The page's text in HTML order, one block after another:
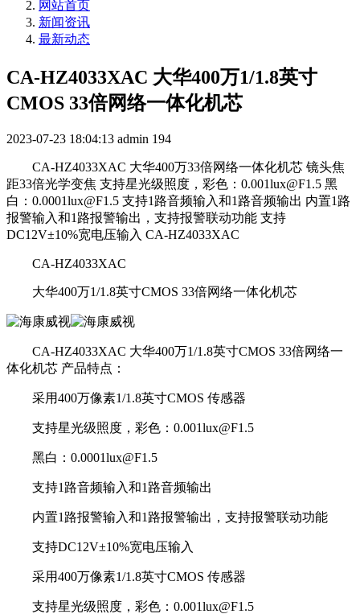
网站首页
新闻资讯
最新动态
CA-HZ4033XAC 大华400万1/1.8英寸
CMOS 33倍网络一体化机芯
2023-07-23 18:04:13 admin 194
CA-HZ4033XAC 大华400万33倍网络一体化机芯 镜头焦
距33倍光学变焦 支持星光级照度，彩色：0.001lux@F1.5 黑
白：0.0001lux@F1.5 支持1路音频输入和1路音频输出 内置1路
报警输入和1路报警输出，支持报警联动功能 支持
DC12V±10%宽电压输入 CA-HZ4033XAC
CA-HZ4033XAC
大华400万1/1.8英寸CMOS 33倍网络一体化机芯
CA-HZ4033XAC 大华400万1/1.8英寸CMOS 33倍网络一
体化机芯 产品特点：
采用400万像素1/1.8英寸CMOS 传感器
支持星光级照度，彩色：0.001lux@F1.5
黑白：0.0001lux@F1.5
支持1路音频输入和1路音频输出
内置1路报警输入和1路报警输出，支持报警联动功能
支持DC12V±10%宽电压输入
采用400万像素1/1.8英寸CMOS 传感器
支持星光级照度，彩色：0.001lux@F1.5